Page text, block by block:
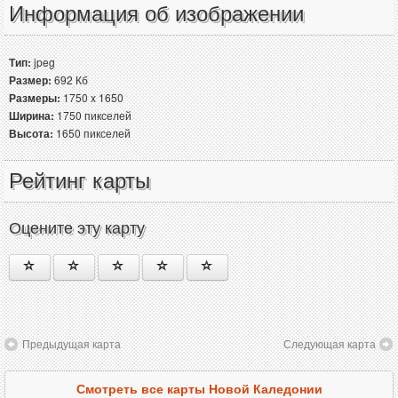
Информация об изображении
Тип:jpeg
Размер:692 Кб
Размеры:1750 x 1650
Ширина:1750 пикселей
Высота:1650 пикселей
Рейтинг карты
Оцените эту карту
Предыдущая карта Следующая карта
Смотреть все карты Новой Каледонии